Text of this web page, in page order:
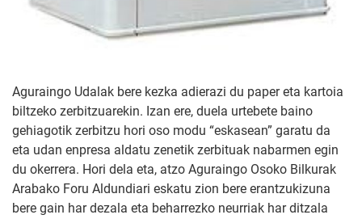
Aguraingo Udalak bere kezka adierazi du paper eta kartoia
biltzeko zerbitzuarekin. Izan ere, duela urtebete baino
gehiagotik zerbitzu hori oso modu “eskasean” garatu da
eta udan enpresa aldatu zenetik zerbituak nabarmen egin
du okerrera. Hori dela eta, atzo Aguraingo Osoko Bilkurak
Arabako Foru Aldundiari eskatu zion bere erantzukizuna
bere gain har dezala eta beharrezko neurriak har ditzala